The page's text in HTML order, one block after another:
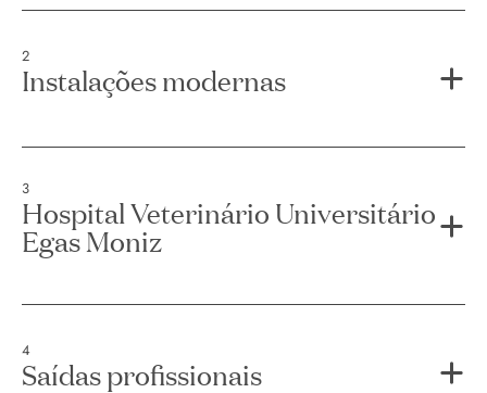
2
Instalações modernas
3
Hospital Veterinário Universitário
Egas Moniz
4
Saídas profissionais